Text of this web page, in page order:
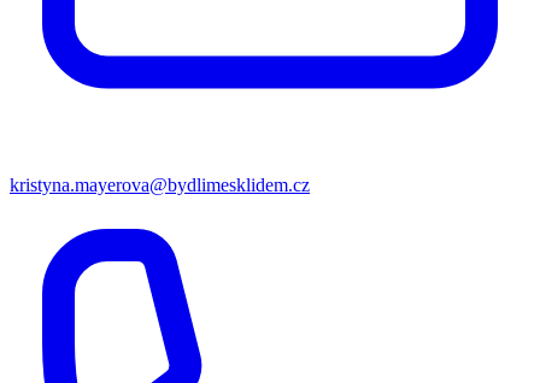
kristyna.mayerova@bydlimesklidem.cz